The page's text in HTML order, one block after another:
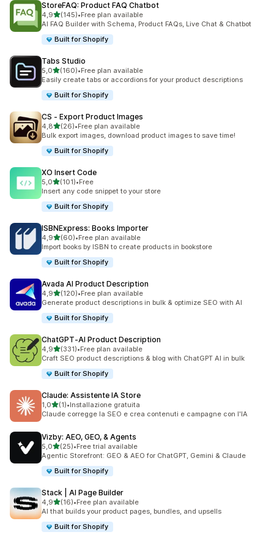
StoreFAQ: Product FAQ Chatbot
4,9stelle su 5
(145)
145 recensioni totali
•Free plan available
AI FAQ Builder with Schema, Product FAQs, Live Chat & Chatbot
Built for Shopify
Tabs Studio
5,0stelle su 5
(160)
160 recensioni totali
•Free plan available
Easily create tabs or accordions for your product descriptions
Built for Shopify
CS ‑ Export Product Images
4,8stelle su 5
(26)
26 recensioni totali
•Free plan available
Bulk export images, download product images to save time!
Built for Shopify
XO Insert Code
5,0stelle su 5
(101)
101 recensioni totali
•Free
Insert any code snippet to your store
Built for Shopify
ISBNExpress: Books Importer
4,9stelle su 5
(60)
60 recensioni totali
•Free plan available
Import books by ISBN to create products in bookstore
Built for Shopify
Avada AI Product Description
4,9stelle su 5
(120)
120 recensioni totali
•Free plan available
Generate product descriptions in bulk & optimize SEO with AI
Built for Shopify
ChatGPT‑AI Product Description
4,9stelle su 5
(331)
331 recensioni totali
•Free plan available
Craft SEO product descriptions & blog with ChatGPT AI in bulk
Built for Shopify
Claude: Assistente IA Store
1,0stelle su 5
(1)
1 recensioni totali
•Installazione gratuita
Claude corregge la SEO e crea contenuti e campagne con l'IA
Vizby: AEO, GEO, & Agents
5,0stelle su 5
(25)
25 recensioni totali
•Free trial available
Agentic Storefront: GEO & AEO for ChatGPT, Gemini & Claude
Built for Shopify
Stack | AI Page Builder
4,9stelle su 5
(16)
16 recensioni totali
•Free plan available
AI that builds your product pages, bundles, and upsells
Built for Shopify